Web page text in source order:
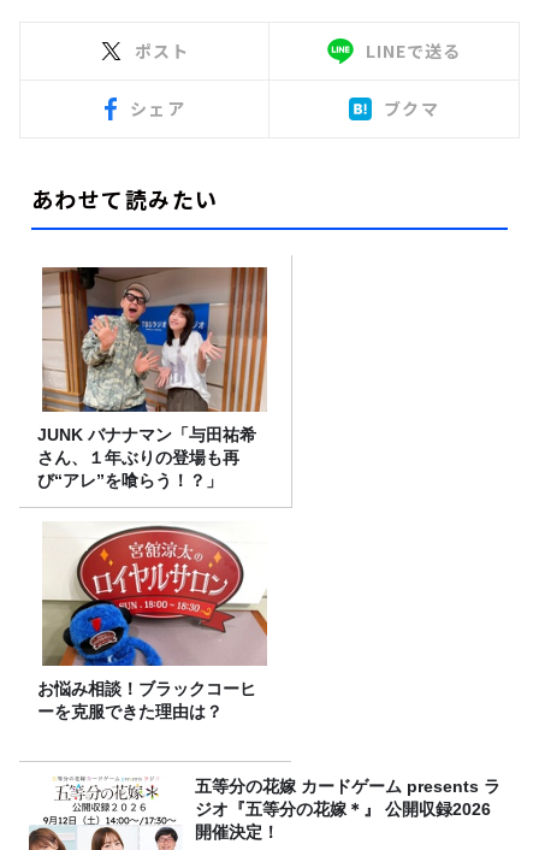
ポスト LINEで送る
シェア ブクマ
あわせて読みたい
JUNK バナナマン「与田祐希
さん、１年ぶりの登場も再
び“アレ”を喰らう！？」
お悩み相談！ブラックコーヒ
ーを克服できた理由は？
五等分の花嫁 カードゲーム presents ラ
ジオ『五等分の花嫁＊』 公開収録2026
開催決定！